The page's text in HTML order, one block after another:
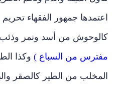
اعتمدها جمهور الفقهاء
كالوحوش من أسد ونمر
مفترس من السباع ) وكذا
المخلب من الطير كالصقر